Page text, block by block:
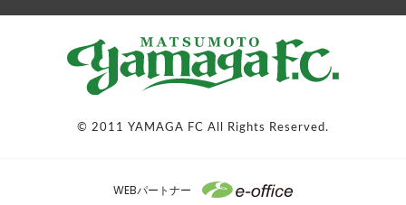
© 2011 YAMAGA FC All Rights Reserved.
WEBパートナー